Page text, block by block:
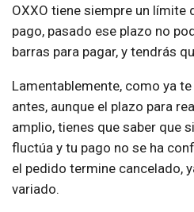
OXXO tiene siempre un límite
pago, pasado ese plazo no
barras para pagar, y tendrás
Lamentablemente, como ya
antes, aunque el plazo para
amplio, tienes que saber que
fluctúa y tu pago no se ha
el pedido termine cancelado,
variado.